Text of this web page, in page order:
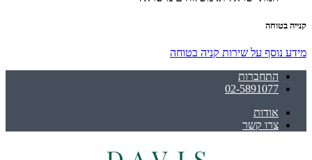
קנייה בטוחה
מידע נוסף על שירות קניה בטוחה
התחברות
02-5891077
אודות
צרו קשר